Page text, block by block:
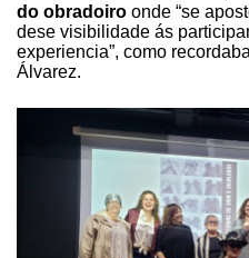
do obradoiro onde “se
dese visibilidade ás
experiencia”, como
Álvarez.